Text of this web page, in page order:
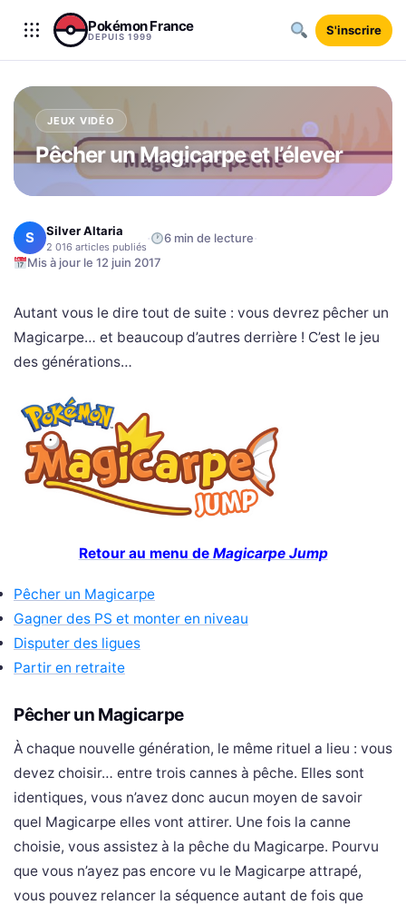
Aller au contenu
Pokémon France
DEPUIS 1999 S'inscrire
JEUX VIDÉO
Pêcher un Magicarpe et l’élever
S Silver Altaria
2 016 articles publiés · 6 min de lecture·
Mis à jour le 12 juin 2017
Autant vous le dire tout de suite : vous devrez pêcher un
Magicarpe… et beaucoup d’autres derrière ! C’est le jeu
des générations…
Retour au menu de Magicarpe Jump
Pêcher un Magicarpe
Gagner des PS et monter en niveau
Disputer des ligues
Partir en retraite
Pêcher un Magicarpe
À chaque nouvelle génération, le même rituel a lieu : vous
devez choisir… entre trois cannes à pêche. Elles sont
identiques, vous n’avez donc aucun moyen de savoir
quel Magicarpe elles vont attirer. Une fois la canne
choisie, vous assistez à la pêche du Magicarpe. Pourvu
que vous n’ayez pas encore vu le Magicarpe attrapé,
vous pouvez relancer la séquence autant de fois que